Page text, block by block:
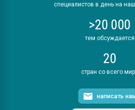
специалистов в день на
>20 000
тем обсуждается
20
стран со всего
написать